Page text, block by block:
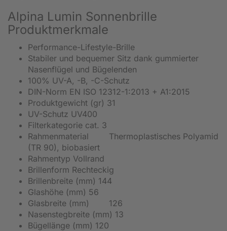
Alpina Lumin Sonnenbrille
Produktmerkmale
Performance-Lifestyle-Brille
Stabiler und bequemer Sitz dank gummierter
Nasenflügel und Bügelenden
100% UV-A, -B, -C-Schutz
DIN-Norm EN ISO 12312-1:2013 + A1:2015
Produktgewicht (gr) 31
UV-Schutz UV400
Filterkategorie cat. 3
Rahmenmaterial
Thermoplastisches Polyamid
(TR 90), biobasiert
Rahmentyp Vollrand
Brillenform Rechteckig
Brillenbreite (mm) 144
Glashöhe (mm) 56
Glasbreite (mm)
126
Nasenstegbreite (mm) 13
Bügellänge (mm) 120